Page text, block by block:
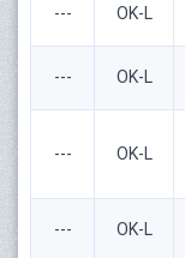
--- OK-L
--- OK-L
--- OK-L
--- OK-L